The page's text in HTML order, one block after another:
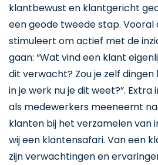
klantbewust en klantgericht
een geode tweede stap. Vooral
stimuleert om actief met de
gaan: “Wat vind een klant
dit verwacht? Zou je zelf
in je werk nu je dit weet?”.
als medewerkers meeneemt
klanten bij het verzamelen van
wij een klantensafari. Van een
zijn verwachtingen en